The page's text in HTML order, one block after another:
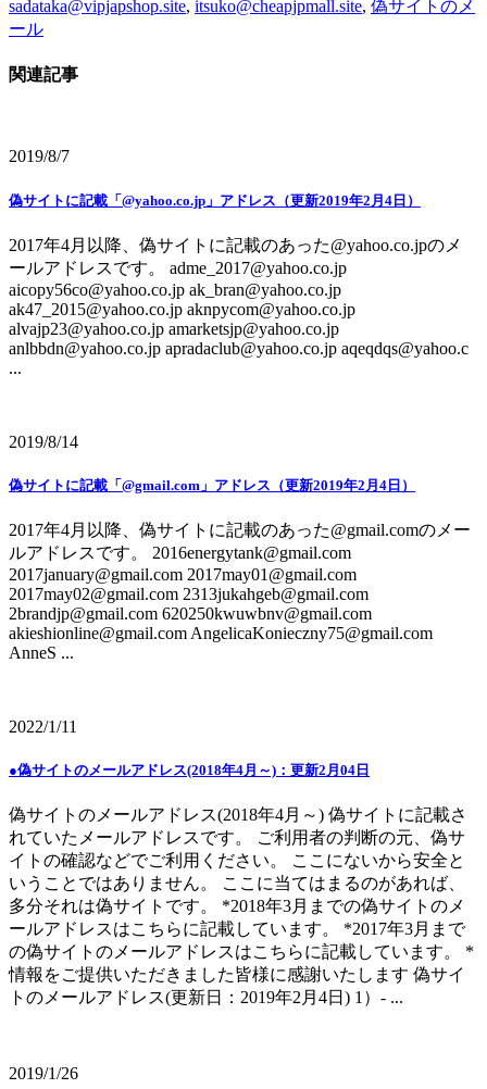
sadataka@vipjapshop.site, itsuko@cheapjpmall.site, 偽サイトのメ
ール
関連記事
2019/8/7
偽サイトに記載「@yahoo.co.jp」アドレス（更新2019年2月4日）
2017年4月以降、偽サイトに記載のあった@yahoo.co.jpのメ
ールアドレスです。 adme_2017@yahoo.co.jp
aicopy56co@yahoo.co.jp ak_bran@yahoo.co.jp
ak47_2015@yahoo.co.jp aknpycom@yahoo.co.jp
alvajp23@yahoo.co.jp amarketsjp@yahoo.co.jp
anlbbdn@yahoo.co.jp apradaclub@yahoo.co.jp aqeqdqs@yahoo.c
...
2019/8/14
偽サイトに記載「@gmail.com」アドレス（更新2019年2月4日）
2017年4月以降、偽サイトに記載のあった@gmail.comのメー
ルアドレスです。 2016energytank@gmail.com
2017january@gmail.com 2017may01@gmail.com
2017may02@gmail.com 2313jukahgeb@gmail.com
2brandjp@gmail.com 620250kwuwbnv@gmail.com
akieshionline@gmail.com AngelicaKonieczny75@gmail.com
AnneS ...
2022/1/11
●偽サイトのメールアドレス(2018年4月～)：更新2月04日
偽サイトのメールアドレス(2018年4月～) 偽サイトに記載さ
れていたメールアドレスです。 ご利用者の判断の元、偽サ
イトの確認などでご利用ください。 ここにないから安全と
いうことではありません。 ここに当てはまるのがあれば、
多分それは偽サイトです。 *2018年3月までの偽サイトのメ
ールアドレスはこちらに記載しています。 *2017年3月まで
の偽サイトのメールアドレスはこちらに記載しています。 *
情報をご提供いただきました皆様に感謝いたします 偽サイ
トのメールアドレス(更新日：2019年2月4日) 1）- ...
2019/1/26